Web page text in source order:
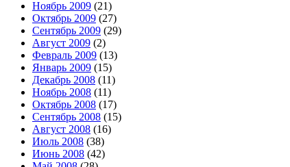
Ноябрь 2009 (21)
Октябрь 2009 (27)
Сентябрь 2009 (29)
Август 2009 (2)
Февраль 2009 (13)
Январь 2009 (15)
Декабрь 2008 (11)
Ноябрь 2008 (11)
Октябрь 2008 (17)
Сентябрь 2008 (15)
Август 2008 (16)
Июль 2008 (38)
Июнь 2008 (42)